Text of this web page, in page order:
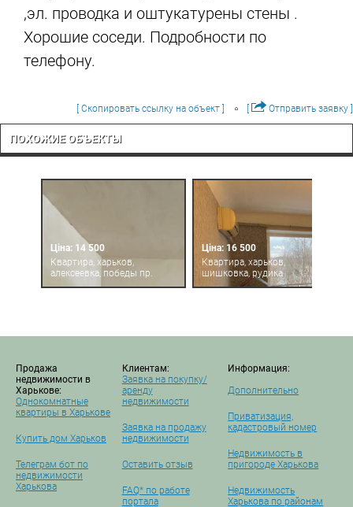
,эл. проводка и оштукатурены стены .
Хорошие соседи. Подробности по
телефону.
[ Скопировать ссылку на объект ] Отправить заявку ]
ПОХОЖИЕ ОБЪЕКТЫ
Ціна: 14 500
Квартира, харьков,
алексеевка, победы пр.
Ціна: 16 500
Квартира, харьков,
шишковка, рудика
Продажа
недвижимости в
Харькове:
Однокомнатные
квартиры в Харькове
Купить дом Харьков
Телеграм бот по
недвижимости
Харькова
Клиентам:
Заявка на покупку/
аренду
недвижимости
Заявка на продажу
недвижимости
Оставить отзыв
FAQ* по работе
портала
Информация:
Дополнительно
Приватизация,
кадастровый номер
Недвижимость в
пригороде Харькова
Недвижимость
Харькова по районам